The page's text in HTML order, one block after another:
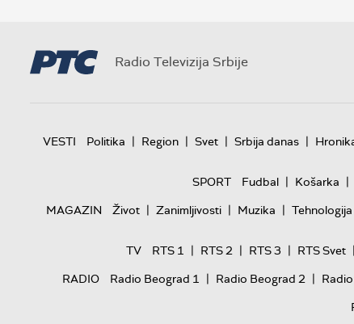
Radio Televizija Srbije
VESTI Politika | Region | Svet | Srbija danas |
SPORT
Fudbal | Košarka |
MAGAZIN
Život | Zanimljivosti | Muzika | Tehnologija
TV
RTS 1 | RTS 2 | RTS 3 | RTS Svet |
RADIO
Radio Beograd 1 | Radio Beograd 2 |